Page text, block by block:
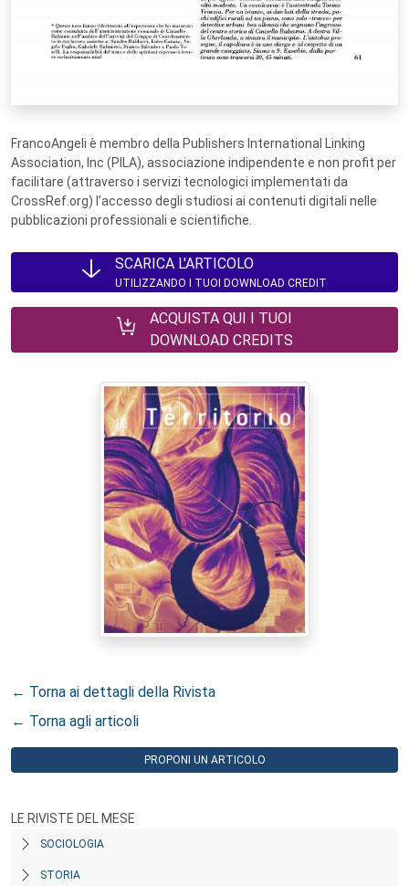
FrancoAngeli è membro della Publishers International Linking
Association, Inc (PILA), associazione indipendente e non profit per
facilitare (attraverso i servizi tecnologici implementati da
CrossRef.org) l’accesso degli studiosi ai contenuti digitali nelle
pubblicazioni professionali e scientifiche.
SCARICA L'ARTICOLO
UTILIZZANDO I TUOI DOWNLOAD CREDIT
ACQUISTA QUI I TUOI
DOWNLOAD CREDITS
← Torna ai dettagli della Rivista
← Torna agli articoli
PROPONI UN ARTICOLO
LE RIVISTE DEL MESE
SOCIOLOGIA
STORIA